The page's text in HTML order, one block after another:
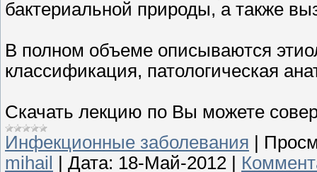
бактериальной природы, а также
В полном объеме описываются
классификация, патологическая
Скачать лекцию по Вы можете
Инфекционные заболевания |
mihail | Дата: 18-Май-2012 |